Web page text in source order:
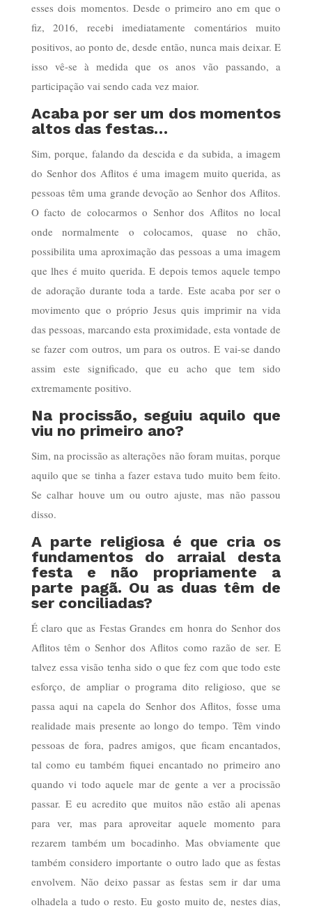
esses dois momentos. Desde o primeiro ano em que o
fiz, 2016, recebi imediatamente comentários muito
positivos, ao ponto de, desde então, nunca mais deixar. E
isso vê-se à medida que os anos vão passando, a
participação vai sendo cada vez maior.
Acaba por ser um dos momentos
altos das festas…
Sim, porque, falando da descida e da subida, a imagem
do Senhor dos Aflitos é uma imagem muito querida, as
pessoas têm uma grande devoção ao Senhor dos Aflitos.
O facto de colocarmos o Senhor dos Aflitos no local
onde normalmente o colocamos, quase no chão,
possibilita uma aproximação das pessoas a uma imagem
que lhes é muito querida. E depois temos aquele tempo
de adoração durante toda a tarde. Este acaba por ser o
movimento que o próprio Jesus quis imprimir na vida
das pessoas, marcando esta proximidade, esta vontade de
se fazer com outros, um para os outros. E vai-se dando
assim este significado, que eu acho que tem sido
extremamente positivo.
Na procissão, seguiu aquilo que
viu no primeiro ano?
Sim, na procissão as alterações não foram muitas, porque
aquilo que se tinha a fazer estava tudo muito bem feito.
Se calhar houve um ou outro ajuste, mas não passou
disso.
A parte religiosa é que cria os
fundamentos do arraial desta
festa e não propriamente a
parte pagã. Ou as duas têm de
ser conciliadas?
É claro que as Festas Grandes em honra do Senhor dos
Aflitos têm o Senhor dos Aflitos como razão de ser. E
talvez essa visão tenha sido o que fez com que todo este
esforço, de ampliar o programa dito religioso, que se
passa aqui na capela do Senhor dos Aflitos, fosse uma
realidade mais presente ao longo do tempo. Têm vindo
pessoas de fora, padres amigos, que ficam encantados,
tal como eu também fiquei encantado no primeiro ano
quando vi todo aquele mar de gente a ver a procissão
passar. E eu acredito que muitos não estão ali apenas
para ver, mas para aproveitar aquele momento para
rezarem também um bocadinho. Mas obviamente que
também considero importante o outro lado que as festas
envolvem. Não deixo passar as festas sem ir dar uma
olhadela a tudo o resto. Eu gosto muito de, nestes dias,